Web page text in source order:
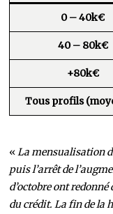
0 – 40k€
40 – 80k€
+80k€
Tous profils
« La mensualisation
puis l’arrêt de
d’octobre ont
du crédit. La fin de la